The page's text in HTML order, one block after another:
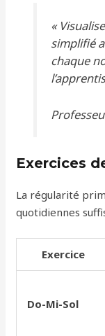
«
simplifié
chaque
Exercices
La régularité
quotidiennes
Exercice
Do-Mi-Sol